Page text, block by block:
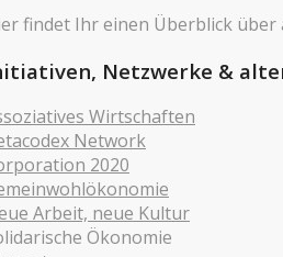
findet Ihr einen Überblick
Netzwerke &
Wirtschaften
Network
2020
Arbeit, neue Kultur
Ökonomie